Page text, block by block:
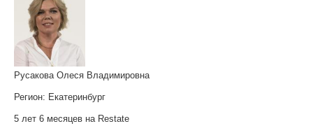
Русакова Олеся Владимировна
Регион: Екатеринбург
5 лет 6 месяцев на Restate